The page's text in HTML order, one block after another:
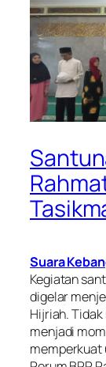
Suara
Kegiatan
digelar
Hijriah.
menjadi
memperkuat